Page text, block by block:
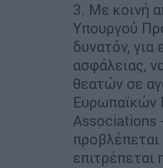
3. Με κοινή
Υπουργού
δυνατόν, για
ασφάλειας,
θεατών σε
Ευρωπαϊκών
Associations
επιτρέπεται